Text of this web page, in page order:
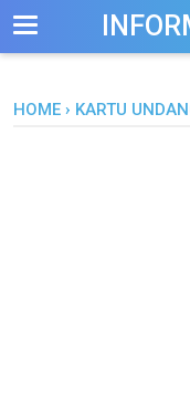
-->
HOME › KARTU